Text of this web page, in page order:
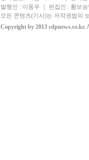
발행인 : 이동우 ｜ 편집인 : 황보
모든 콘텐츠(기사)는 저작권법의
Copyright by 2013 cdpnews.co.kr.